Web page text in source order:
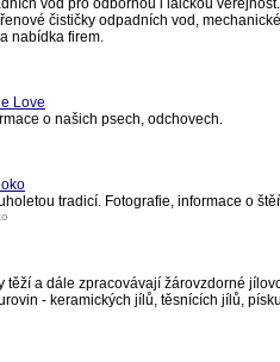
vod pro odbornou i laickou
čističky odpadních vod,
nabídka firem.
Love
o našich psech, odchovech.
tradicí. Fotografie, informace o
těží a dále zpracovávají žárovzdorné
- keramických jílů, těsnících jílů,